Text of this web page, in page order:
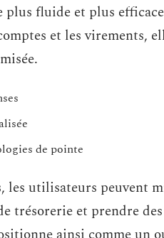
fluide et plus
et les virements,
de pointe
les utilisateurs peuvent
trésorerie et prendre